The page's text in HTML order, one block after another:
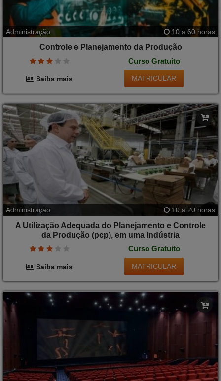
Administração 10 a 60 horas
Controle e Planejamento da Produção
Curso Gratuito
Saiba mais MATRICULAR
Administração 10 a 20 horas
A Utilização Adequada do Planejamento e Controle
da Produção (pcp), em uma Indústria
Curso Gratuito
Saiba mais MATRICULAR